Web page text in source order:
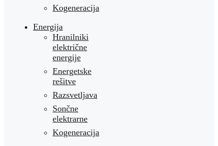
Kogeneracija
Energija
Hranilniki
električne
energije
Energetske
rešitve
Razsvetljava
Sončne
elektrarne
Kogeneracija